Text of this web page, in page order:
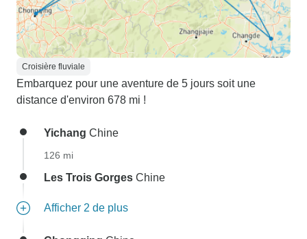
Croisière fluviale
Embarquez pour une aventure de 5 jours soit une
distance d'environ 678 mi !
Yichang Chine
126 mi
Les Trois Gorges Chine
Afficher 2 de plus